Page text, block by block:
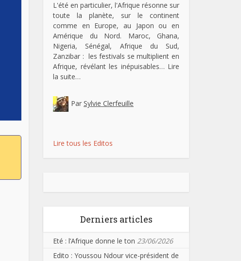
L'été en particulier, l'Afrique résonne sur
toute la planète, sur le continent
comme en Europe, au Japon ou en
Amérique du Nord. Maroc, Ghana,
Nigeria, Sénégal, Afrique du Sud,
Zanzibar : les festivals se multiplient en
Afrique, révélant les inépuisables… Lire
la suite…
Par Sylvie Clerfeuille
Lire tous les Editos
Derniers articles
Eté : l’Afrique donne le ton 23/06/2026
Edito : Youssou Ndour vice-président de